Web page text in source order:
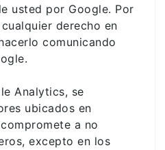
usted por Google. Por
derecho en
comunicando
Analytics, se
ubicados en
a no
excepto en los